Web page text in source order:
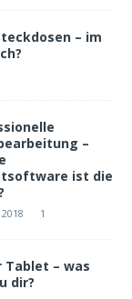
– im
–
ist die
1
Tablet – was
dir?